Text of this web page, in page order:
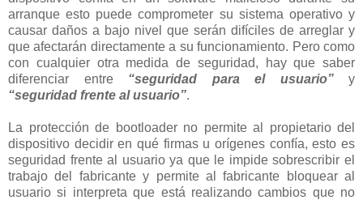
arranque esto puede comprometer su sistema operativo y
causar daños a bajo nivel que serán difíciles de arreglar y
que afectarán directamente a su funcionamiento. Pero como
con cualquier otra medida de seguridad, hay que saber
diferenciar entre “seguridad para el usuario”y
“seguridad frente al usuario”.
La protección de bootloader no permite al propietario del
dispositivo decidir en qué firmas u orígenes confía, esto es
seguridad frente al usuario ya que le impide sobrescribir el
trabajo del fabricante y permite al fabricante bloquear al
usuario si interpreta que está realizando cambios que no